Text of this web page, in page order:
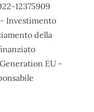
12375909
Investimento
della
EU -